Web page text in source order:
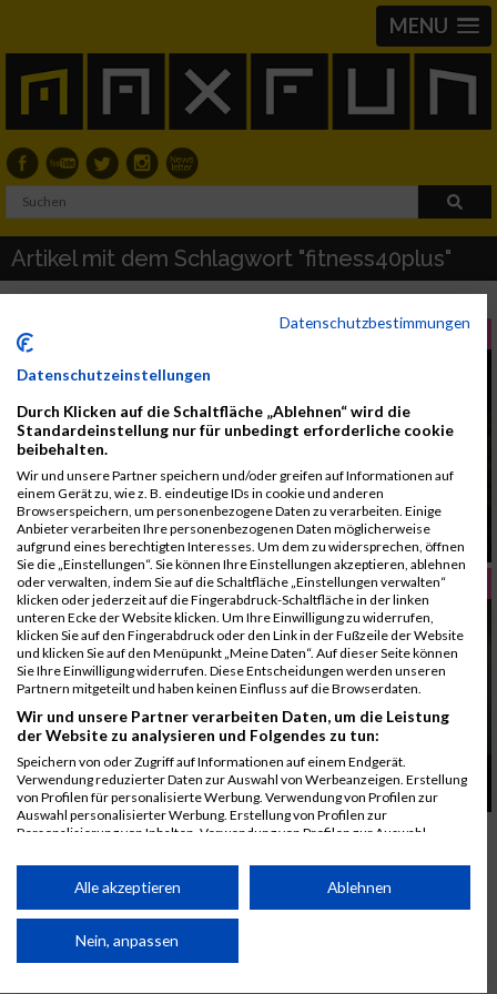
MENU
Artikel mit dem Schlagwort "fitness40plus"
FRAUEN FITNESS
Winterfit in 20 Minuten Walking und Kraft fuer
jeden Tag
FRAUEN FITNESS
40plus stark und fit Frauen prägen die Fitness
neu
Datenschutzbestimmungen
Datenschutzeinstellungen
Durch Klicken auf die Schaltfläche „Ablehnen“ wird die
Standardeinstellung nur für unbedingt erforderliche cookie
beibehalten.
Wir und unsere Partner speichern und/oder greifen auf Informationen auf
einem Gerät zu, wie z. B. eindeutige IDs in cookie und anderen
Browserspeichern, um personenbezogene Daten zu verarbeiten. Einige
Anbieter verarbeiten Ihre personenbezogenen Daten möglicherweise
aufgrund eines berechtigten Interesses. Um dem zu widersprechen, öffnen
Sie die „Einstellungen“. Sie können Ihre Einstellungen akzeptieren, ablehnen
oder verwalten, indem Sie auf die Schaltfläche „Einstellungen verwalten“
klicken oder jederzeit auf die Fingerabdruck-Schaltfläche in der linken
unteren Ecke der Website klicken. Um Ihre Einwilligung zu widerrufen,
klicken Sie auf den Fingerabdruck oder den Link in der Fußzeile der Website
und klicken Sie auf den Menüpunkt „Meine Daten“. Auf dieser Seite können
Sie Ihre Einwilligung widerrufen. Diese Entscheidungen werden unseren
Partnern mitgeteilt und haben keinen Einfluss auf die Browserdaten.
Wir und unsere Partner verarbeiten Daten, um die Leistung
der Website zu analysieren und Folgendes zu tun:
Speichern von oder Zugriff auf Informationen auf einem Endgerät.
Verwendung reduzierter Daten zur Auswahl von Werbeanzeigen. Erstellung
von Profilen für personalisierte Werbung. Verwendung von Profilen zur
Auswahl personalisierter Werbung. Erstellung von Profilen zur
Personalisierung von Inhalten. Verwendung von Profilen zur Auswahl
Performance von Inhalten. Analyse von Zielgruppen durch Statistiken oder
Kombinationen von Daten aus verschiedenen Quellen. Entwicklung und
von Inhalten.
Daten können außerhalb der Europäischen Union weitergegeben und in die
Alle akzeptieren Ablehnen
Nein, anpassen